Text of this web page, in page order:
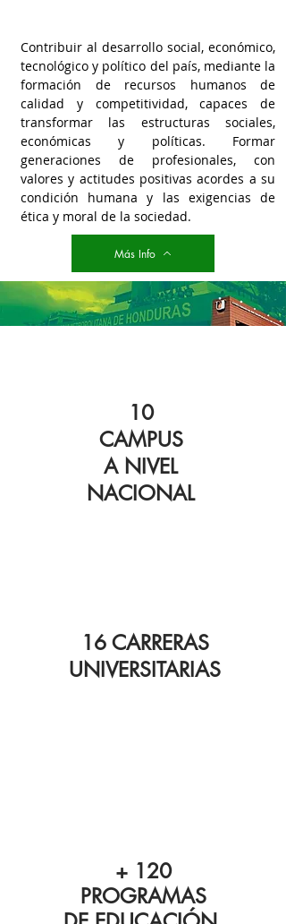
Contribuir al desarrollo social, económico,
tecnológico y político del país, mediante la
formación de recursos humanos de
calidad y competitividad, capaces de
transformar las estructuras sociales,
económicas y políticas. Formar
generaciones de profesionales, con
valores y actitudes positivas acordes a su
condición humana y las exigencias de
ética y moral de la sociedad.
Más Info
10
CAMPUS
A NIVEL
NACIONAL
16 CARRERAS
UNIVERSITARIAS
+ 120
PROGRAMAS